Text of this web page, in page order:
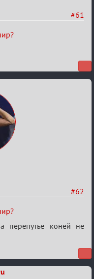
#61
#62
перепутье коней не